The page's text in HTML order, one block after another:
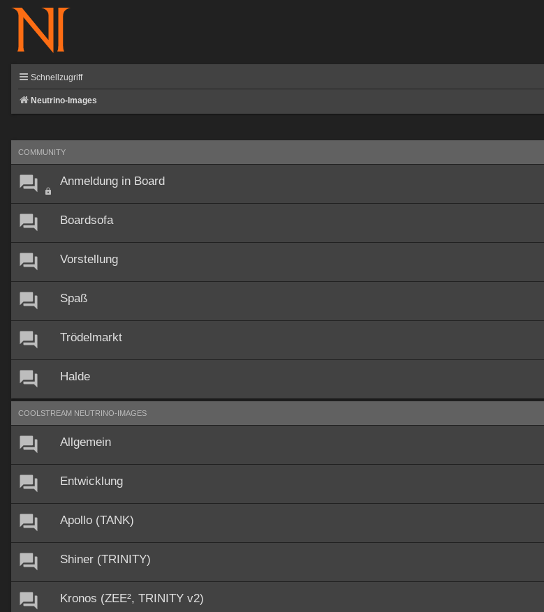
Schnellzugriff
Neutrino-Images
COMMUNITY
Anmeldung in Board
Boardsofa
Vorstellung
Spaß
Trödelmarkt
Halde
COOLSTREAM NEUTRINO-IMAGES
Allgemein
Entwicklung
Apollo (TANK)
Shiner (TRINITY)
Kronos (ZEE², TRINITY v2)